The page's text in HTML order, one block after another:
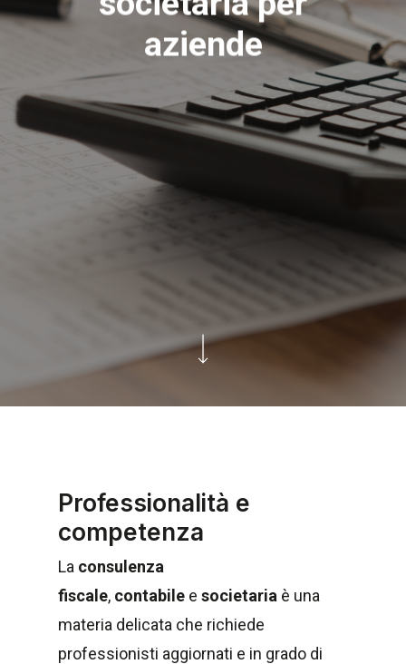
aziende
Professionalità e
competenza
La consulenza
fiscale, contabile e societaria è una
materia delicata che richiede
professionisti aggiornati e in grado di